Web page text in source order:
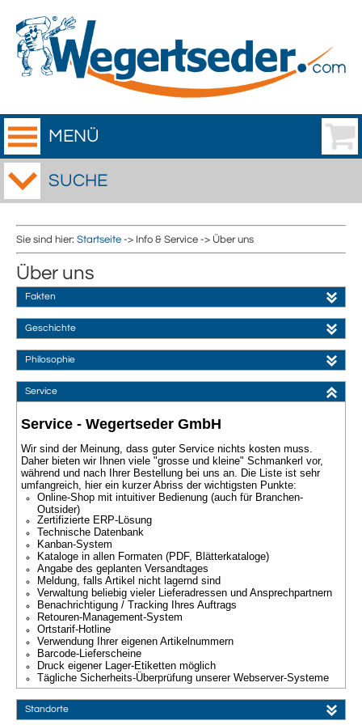
MENÜ
SUCHE
Sie sind hier: Startseite -> Info & Service -> Über uns
Über uns
Fakten
Geschichte
Philosophie
Service
Service - Wegertseder GmbH
Wir sind der Meinung, dass guter Service nichts kosten muss.
Daher bieten wir Ihnen viele "grosse und kleine" Schmankerl vor,
während und nach Ihrer Bestellung bei uns an. Die Liste ist sehr
umfangreich, hier ein kurzer Abriss der wichtigsten Punkte:
Online-Shop mit intuitiver Bedienung (auch für Branchen-
Outsider)
Zertifizierte ERP-Lösung
Technische Datenbank
Kanban-System
Kataloge in allen Formaten (PDF, Blätterkataloge)
Angabe des geplanten Versandtages
Meldung, falls Artikel nicht lagernd sind
Verwaltung beliebig vieler Lieferadressen und Ansprechpartnern
Benachrichtigung / Tracking Ihres Auftrags
Retouren-Management-System
Ortstarif-Hotline
Verwendung Ihrer eigenen Artikelnummern
Barcode-Lieferscheine
Druck eigener Lager-Etiketten möglich
Tägliche Sicherheits-Überprüfung unserer Webserver-Systeme
Standorte